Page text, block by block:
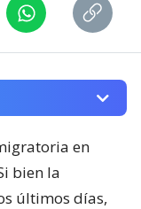
en
bien la
últimos días,